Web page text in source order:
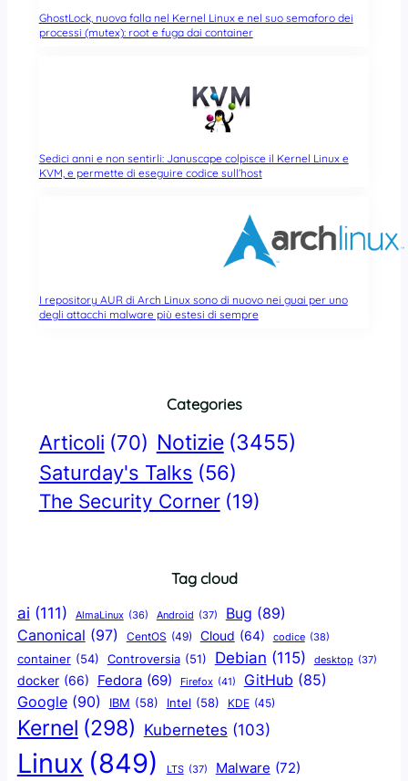
GhostLock, nuova falla nel Kernel Linux e nel suo semaforo dei
processi (mutex): root e fuga dai container
Sedici anni e non sentirli: Januscape colpisce il Kernel Linux e
KVM, e permette di eseguire codice sull’host
I repository AUR di Arch Linux sono di nuovo nei guai per uno
degli attacchi malware più estesi di sempre
Categories
Articoli (70) Notizie (3455)
Saturday's Talks (56)
The Security Corner (19)
Tag cloud
ai (111) AlmaLinux (36) Android (37) Bug (89)
Canonical (97) CentOS (49) Cloud (64) codice (38)
container (54) Controversia (51) Debian (115) desktop (37)
docker (66) Fedora (69) Firefox (41) GitHub (85)
Google (90) IBM (58) Intel (58) KDE (45)
Kernel (298) Kubernetes (103)
Linux (849) LTS (37) Malware (72)